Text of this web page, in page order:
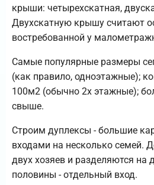
крыши: четырехскатная,
Двухскатную крышу считают
востребованной у
Самые популярные размеры
(как правило, одноэтажные);
100м2 (обычно 2х этажные);
свыше.
Строим дуплексы - большие
входами на несколько семей.
двух хозяев и разделяются на
половины - отдельный вход.